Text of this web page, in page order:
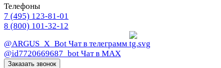
Телефоны
7 (495) 123-81-01
8 (800) 101-32-12
@ARGUS_X_Bot Чат в телеграмм
@id7720669687_bot Чат в МАХ
Заказать звонок